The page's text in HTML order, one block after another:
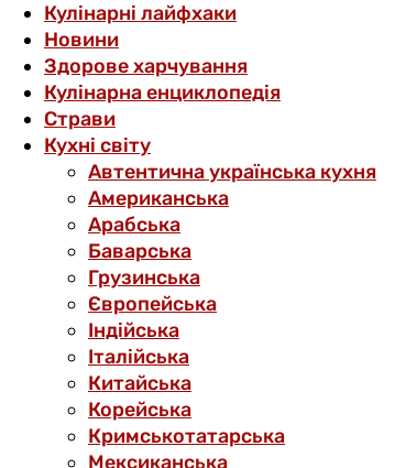
Кулінарні лайфхаки
Новини
Здорове харчування
Кулінарна енциклопедія
Страви
Кухні світу
Автентична українська кухня
Американська
Арабська
Баварська
Грузинська
Європейська
Індійська
Італійська
Китайська
Корейська
Кримськотатарська
Мексиканська